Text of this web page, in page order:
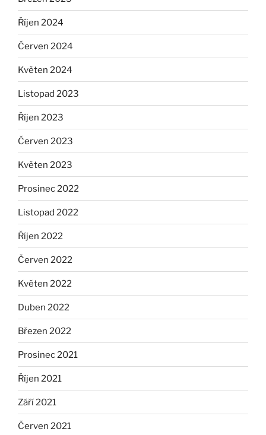
Říjen 2024
Červen 2024
Květen 2024
Listopad 2023
Říjen 2023
Červen 2023
Květen 2023
Prosinec 2022
Listopad 2022
Říjen 2022
Červen 2022
Květen 2022
Duben 2022
Březen 2022
Prosinec 2021
Říjen 2021
Září 2021
Červen 2021